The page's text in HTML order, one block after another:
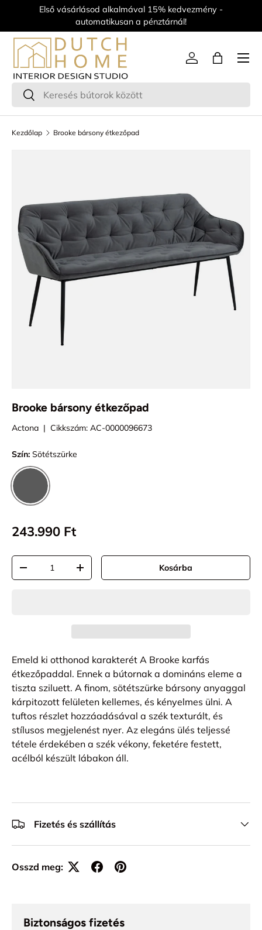
Ugrás a tartalomra
Első vásárlásod alkalmával 15% kedvezmény -
automatikusan a pénztárnál!
Keresés
Keresés
Log inBag
Menü
Kezdőlap Brooke bársony étkezőpad
Brooke bársony étkezőpad
Actona | Cikkszám: AC-0000096673
Szín: Sötétszürke
243.990 Ft
Mennyiség
+ Kosárba
Emeld ki otthonod karakterét A Brooke karfás
étkezőpaddal. Ennek a bútornak a domináns eleme a
tiszta sziluett. A finom, sötétszürke bársony anyaggal
kárpitozott felületen kellemes, és kényelmes ülni. A
tuftos részlet hozzáadásával a szék texturált, és
stílusos megjelenést nyer. Az elegáns ülés teljessé
tétele érdekében a szék vékony, feketére festett,
acélból készült lábakon áll.
Fizetés és szállítás
Osszd meg:
Biztonságos fizetés